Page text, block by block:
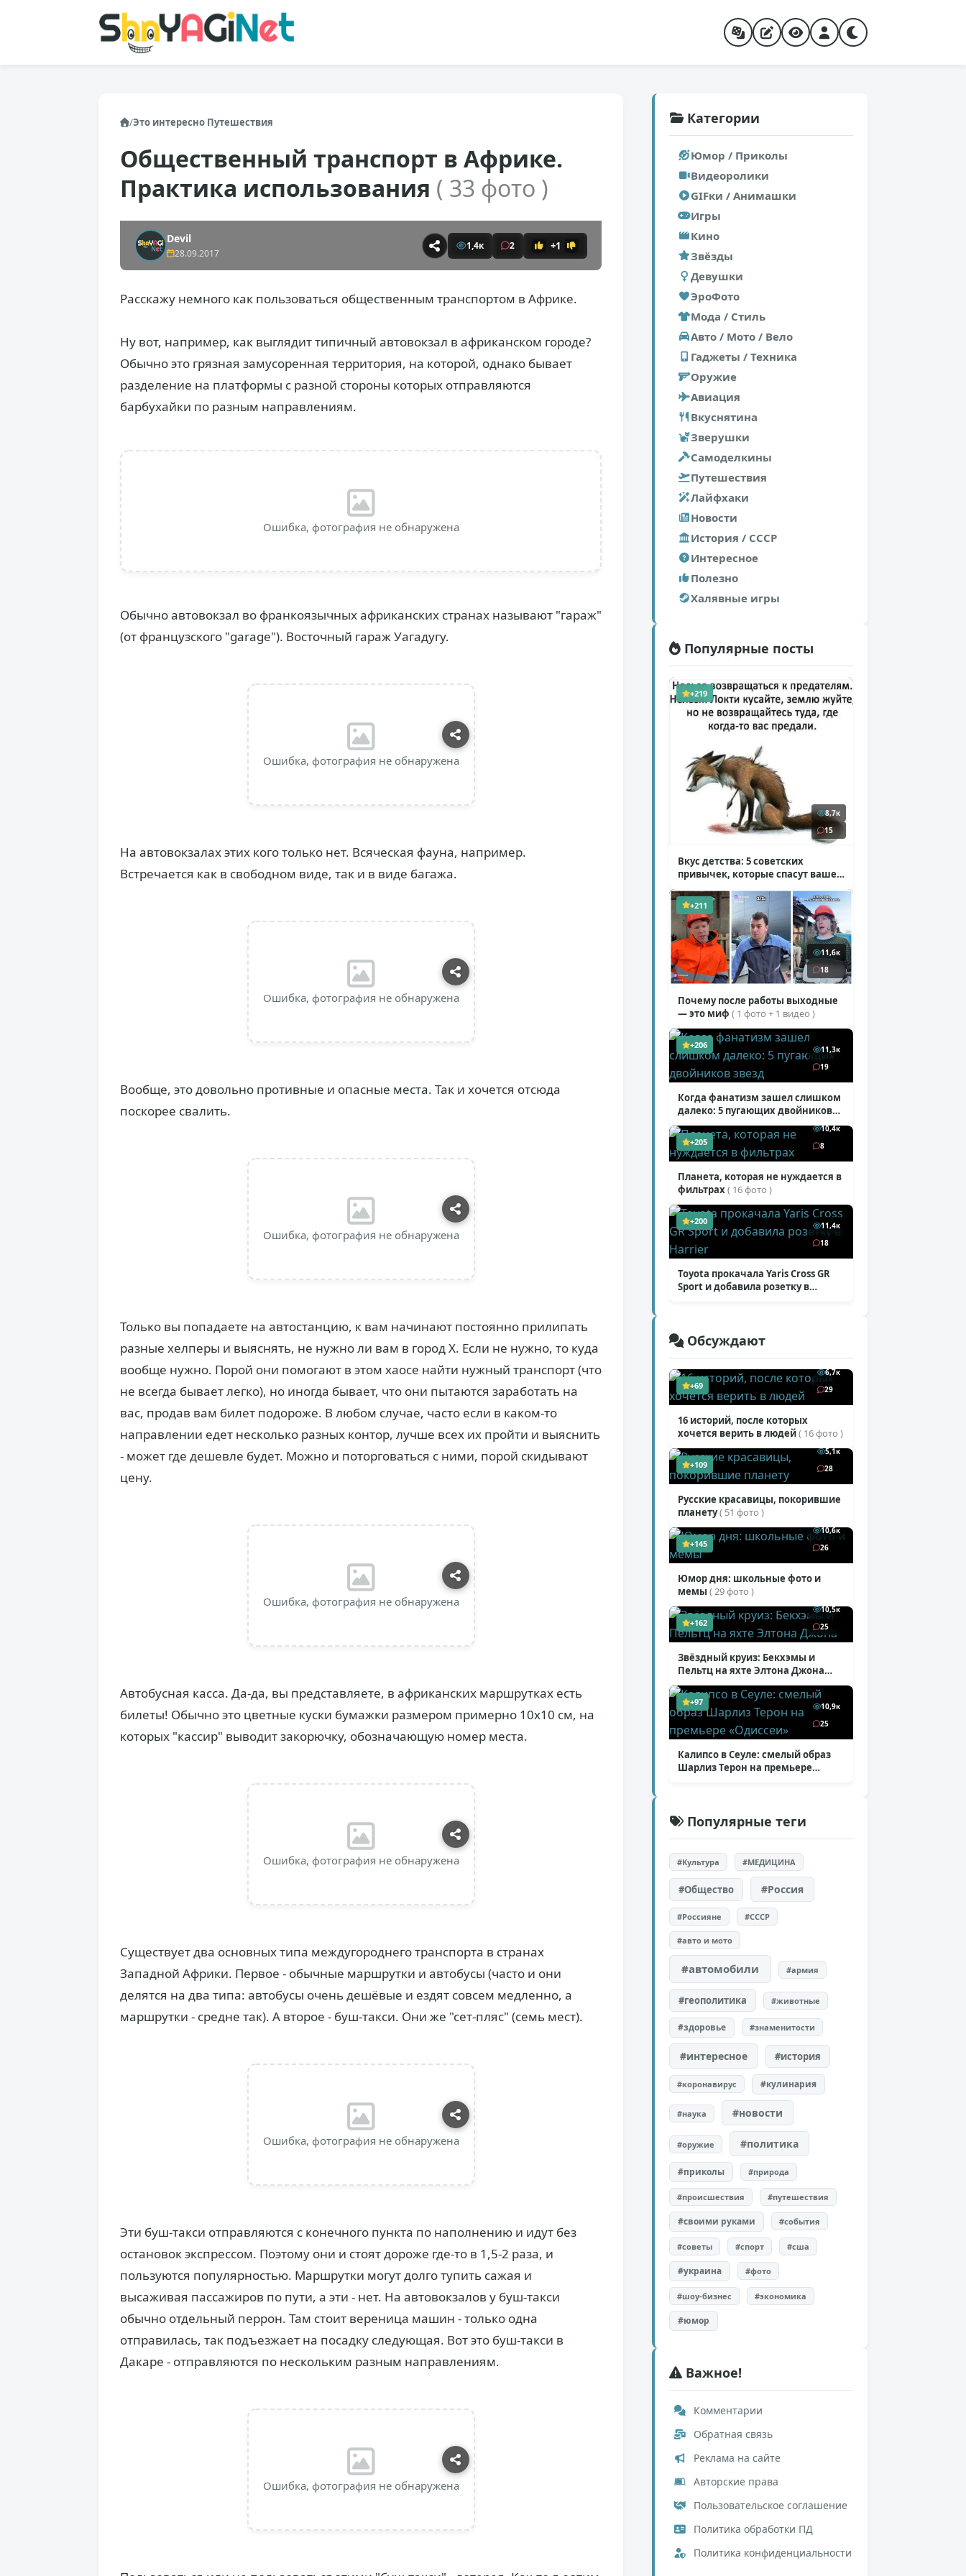
/Это интересно Путешествия
Общественный транспорт в Африке.
Практика использования ( 33 фото )
Devil
28.09.2017
1,4к 2 +1
Расскажу немного как пользоваться общественным транспортом в Африке.
Ну вот, например, как выглядит типичный автовокзал в африканском городе?
Обычно это грязная замусоренная территория, на которой, однако бывает
разделение на платформы с разной стороны которых отправляются
барбухайки по разным направлениям.
Ошибка, фотография не обнаружена
Обычно автовокзал во франкоязычных африканских странах называют "гараж"
(от французского "garage"). Восточный гараж Уагадугу.
Ошибка, фотография не обнаружена
На автовокзалах этих кого только нет. Всяческая фауна, например.
Встречается как в свободном виде, так и в виде багажа.
Ошибка, фотография не обнаружена
Вообще, это довольно противные и опасные места. Так и хочется отсюда
поскорее свалить.
Ошибка, фотография не обнаружена
Только вы попадаете на автостанцию, к вам начинают постоянно прилипать
разные хелперы и выяснять, не нужно ли вам в город Х. Если не нужно, то куда
вообще нужно. Порой они помогают в этом хаосе найти нужный транспорт (что
не всегда бывает легко), но иногда бывает, что они пытаются заработать на
вас, продав вам билет подороже. В любом случае, часто если в каком-то
направлении едет несколько разных контор, лучше всех их пройти и выяснить
- может где дешевле будет. Можно и поторговаться с ними, порой скидывают
цену.
Ошибка, фотография не обнаружена
Автобусная касса. Да-да, вы представляете, в африканских маршрутках есть
билеты! Обычно это цветные куски бумажки размером примерно 10х10 см, на
которых "кассир" выводит закорючку, обозначающую номер места.
Ошибка, фотография не обнаружена
Существует два основных типа междугороднего транспорта в странах
Западной Африки. Первое - обычные маршрутки и автобусы (часто и они
делятся на два типа: автобусы очень дешёвые и ездят совсем медленно, а
маршрутки - средне так). А второе - буш-такси. Они же "сет-пляс" (семь мест).
Ошибка, фотография не обнаружена
Эти буш-такси отправляются с конечного пункта по наполнению и идут без
остановок экспрессом. Поэтому они и стоят дороже где-то в 1,5-2 раза, и
пользуются популярностью. Маршрутки могут долго тупить сажая и
высаживая пассажиров по пути, а эти - нет. На автовокзалов у буш-такси
обычно отдельный перрон. Там стоит вереница машин - только одна
отправилась, так подъезжает на посадку следующая. Вот это буш-такси в
Дакаре - отправляются по нескольким разным направлениям.
Ошибка, фотография не обнаружена
Категории
Юмор / Приколы
Видеоролики
GIFки / Анимашки
Игры
Кино
Звёзды
Девушки
ЭроФото
Мода / Стиль
Авто / Мото / Вело
Гаджеты / Техника
Оружие
Авиация
Вкуснятина
Зверушки
Самоделкины
Путешествия
Лайфхаки
Новости
История / СССР
Интересное
Полезно
Халявные игры
Популярные посты
+219
8,7к
15
Вкус детства: 5 советских
привычек, которые спасут ваше
+211
11,6к
18
Почему после работы выходные
— это миф ( 1 фото + 1 видео )
+206
11,3к
19
Когда фанатизм зашел слишком
далеко: 5 пугающих двойников
звезд( 10 фото )
+205
10,4к
8
Планета, которая не нуждается в
фильтрах( 16 фото )
+200
11,4к
18
Toyota прокачала Yaris Cross GR
Sport и добавила розетку в
Обсуждают
+69
6,7к
29
16 историй, после которых
хочется верить в людей( 16 фото )
+109
5,1к
28
Русские красавицы, покорившие
планету( 51 фото )
+145
10,6к
26
Юмор дня: школьные фото и
мемы ( 29 фото )
+162
10,5к
25
Звёздный круиз: Бекхэмы и
Пельтц на яхте Элтона Джона
( 12 фото )
+97
10,9к
25
Калипсо в Сеуле: смелый образ
Шарлиз Терон на премьере
Популярные теги
#Культура #МЕДИЦИНА
#Общество #Россия
#Россияне #СССР
#авто и мото
#автомобили #армия
#геополитика #животные
#здоровье #знаменитости
#интересное #история
#коронавирус #кулинария
#наука #новости
#оружие #политика
#приколы #природа
#происшествия #путешествия
#своими руками #события
#советы #спорт #сша
#украина #фото
#шоу-бизнес #экономика
#юмор
Важное!
Комментарии
Обратная связь
Реклама на сайте
Авторские права
Пользовательское соглашение
Политика обработки ПД
Политика конфиденциальности